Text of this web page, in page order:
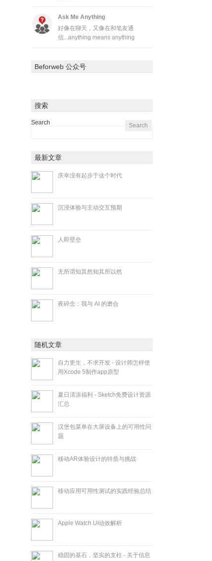
Ask Me Anything
好像在聊天，又像在和笔友通
信...anything means anything
Beforweb 公众号
搜索
Search
最新文章
庆幸没有起步于这个时代
沉浸体验与主动交互预期
人即壁垒
无所谓知其然知其所以然
夜碎念：我与 AI 的磨合
随机文章
自力更生，不求开发 - 设计师怎样使
用Xcode 5制作app原型
夏日清凉福利 - Sketch免费设计资源
汇总
汉堡包菜单在大屏设备上的可用性问
题
移动AR体验设计的特质与挑战
移动应用可用性测试的实践经验总结
Apple Watch UI动效解析
稳固的基石，坚实的支柱 - 关于信息